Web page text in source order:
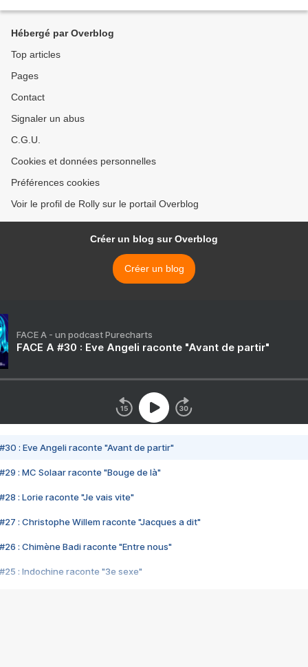
Hébergé par Overblog
Top articles
Pages
Contact
Signaler un abus
C.G.U.
Cookies et données personnelles
Préférences cookies
Voir le profil de Rolly sur le portail Overblog
Créer un blog sur Overblog
Créer un blog
FACE A - un podcast Purecharts
FACE A #30 : Eve Angeli raconte "Avant de partir"
#30 : Eve Angeli raconte "Avant de partir"
#29 : MC Solaar raconte "Bouge de là"
#28 : Lorie raconte "Je vais vite"
#27 : Christophe Willem raconte "Jacques a dit"
#26 : Chimène Badi raconte "Entre nous"
#25 : Indochine raconte "3e sexe"